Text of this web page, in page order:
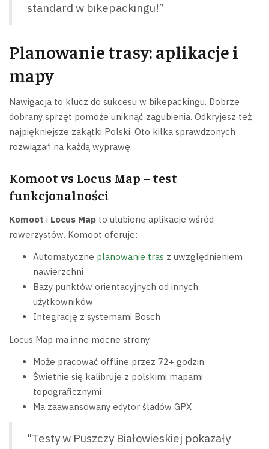
standard w bikepackingu!”
Planowanie trasy: aplikacje i
mapy
Nawigacja to klucz do sukcesu w bikepackingu. Dobrze
dobrany sprzęt pomoże uniknąć zagubienia. Odkryjesz też
najpiękniejsze zakątki Polski. Oto kilka sprawdzonych
rozwiązań na każdą wyprawę.
Komoot vs Locus Map – test
funkcjonalności
Komoot i Locus Map to ulubione aplikacje wśród
rowerzystów. Komoot oferuje:
Automatyczne planowanie tras z uwzględnieniem
nawierzchni
Bazy punktów orientacyjnych od innych
użytkowników
Integrację z systemami Bosch
Locus Map ma inne mocne strony:
Może pracować offline przez 72+ godzin
Świetnie się kalibruje z polskimi mapami
topograficznymi
Ma zaawansowany edytor śladów GPX
"Testy w Puszczy Białowieskiej pokazały